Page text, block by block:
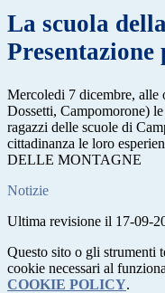
La scuola
Presentazione
Mercoledi 7 dicembre, alle
Dossetti, Campomorone)
ragazzi delle scuole di
cittadinanza le loro
DELLE MONTAGNE
Notizie
Ultima revisione il 17-09-
Questo sito o gli strumenti
cookie necessari al
COOKIE POLICY.